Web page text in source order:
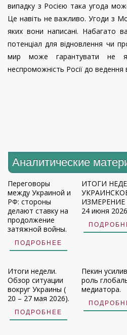
випадку з Росією така угода
Це навіть не важливо. Угоди з
яких вони написані. Набагато
потенціал для відновлення чи
мир може гарантувати не
неспроможність Росії до ведення
Аналитические
Переговоры
между Украиной и
РФ: стороны
делают ставку на
продолжение
затяжной войны.
ПОДРОБНЕЕ
ИТОГИ
ИЗМЕРЕНИЕ
24 июня
Итоги недели.
Обзор ситуации
вокруг Украины (
20 – 27 мая 2026).
ПОДРОБНЕЕ
Пекин
роль
медиатора.